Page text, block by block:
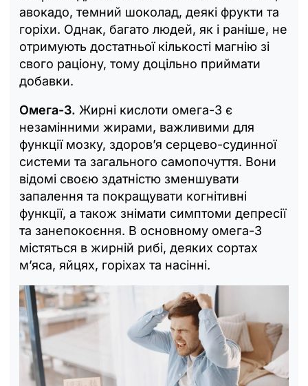
авокадо, темний шоколад, деякі фрукти та
горіхи. Однак, багато людей, як і раніше, не
отримують достатньої кількості магнію зі
свого раціону, тому доцільно приймати
добавки.
Омега-3. Жирні кислоти омега-3 є
незамінними жирами, важливими для
функції мозку, здоров’я серцево-судинної
системи та загального самопочуття. Вони
відомі своєю здатністю зменшувати
запалення та покращувати когнітивні
функції, а також знімати симптоми депресії
та занепокоєння. В основному омега-3
містяться в жирній рибі, деяких сортах
м’яса, яйцях, горіхах та насінні.